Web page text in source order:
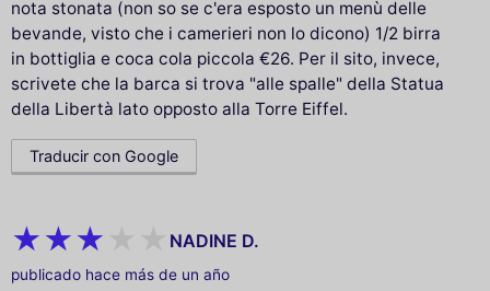
nota stonata (non so se c'era esposto un menù delle
bevande, visto che i camerieri non lo dicono) 1/2 birra
in bottiglia e coca cola piccola €26. Per il sito, invece,
scrivete che la barca si trova "alle spalle" della Statua
della Libertà lato opposto alla Torre Eiffel.
Traducir con Google
NADINE D.
publicado hace más de un año